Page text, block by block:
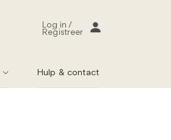
Log in /
Registreer
Hulp & contact